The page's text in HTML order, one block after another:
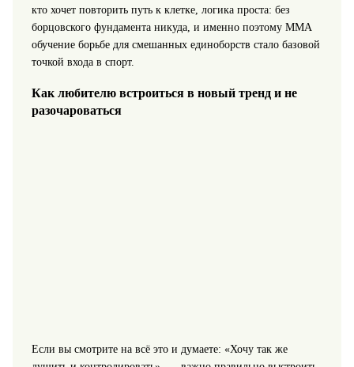
кто хочет повторить путь к клетке, логика проста: без
борцовского фундамента никуда, и именно поэтому ММА
обучение борьбе для смешанных единоборств стало базовой
точкой входа в спорт.
Как любителю встроиться в новый тренд и не
разочароваться
Если вы смотрите на всё это и думаете: «Хочу так же